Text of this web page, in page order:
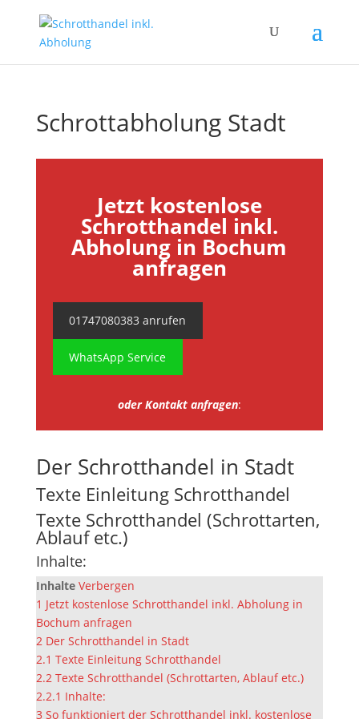
Schrottabholung Stadt
Jetzt kostenlose
Schrotthandel inkl.
Abholung in Bochum
anfragen
01747080383 anrufen
WhatsApp Service
oder Kontakt anfragen:
Der Schrotthandel in Stadt
Texte Einleitung Schrotthandel
Texte Schrotthandel (Schrottarten,
Ablauf etc.)
Inhalte:
Inhalte Verbergen
1 Jetzt kostenlose Schrotthandel inkl. Abholung in
Bochum anfragen
2 Der Schrotthandel in Stadt
2.1 Texte Einleitung Schrotthandel
2.2 Texte Schrotthandel (Schrottarten, Ablauf etc.)
2.2.1 Inhalte:
3 So funktioniert der Schrotthandel inkl. kostenlose